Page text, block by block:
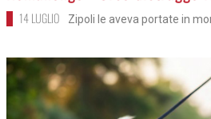
14 LUGLIO Zipoli le aveva portate in